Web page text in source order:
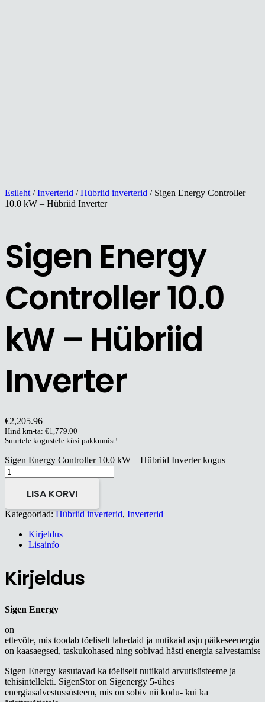
Esileht /Inverterid /Hübriid inverterid / Sigen Energy Controller
10.0 kW – Hübriid Inverter
Sigen Energy
Controller 10.0
kW – Hübriid
Inverter
€2,205.96
Hind km-ta: €1,779.00
Suurtele kogustele küsi pakkumist!
Sigen Energy Controller 10.0 kW – Hübriid Inverter kogus
LISA KORVI
Kategooriad: Hübriid inverterid, Inverterid
Kirjeldus
Lisainfo
Kirjeldus
Sigen Energy
on
ettevõte, mis toodab tõeliselt lahedaid ja nutikaid asju päikeseenergia
on kaasaegsed, taskukohased ning sobivad hästi energia
Sigen Energy kasutavad ka tõeliselt nutikaid arvutisüsteeme ja
tehisintellekti. SigenStoron Sigenergy 5-ühes
energiasalvestussüsteem, mis on sobiv nii kodu- kui ka